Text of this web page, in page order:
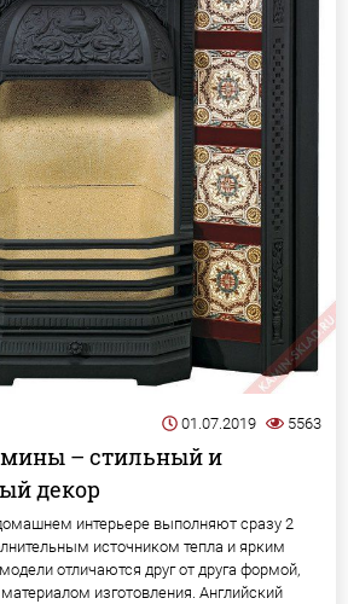
01.07.2019 5563
– стильный и
декор
интерьере выполняют сразу 2
источником тепла и ярким
отличаются друг от друга формой,
изготовления. Английский